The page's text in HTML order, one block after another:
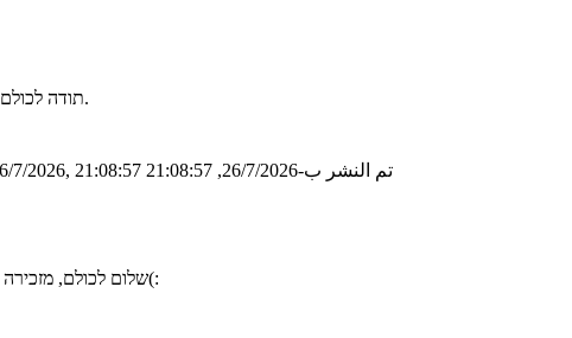
תודה לכולם על הנוכחות, ההשתפות והשיח הפורה. היה סמינר מוצלח מאד, מקוה שנהנתם.
7/2026, 21:08:57 تم النشر ب-26/7/2026, 21:08:57
שלום לכולם, מזכירה שמחר באופן חד פעמי הסמינר יהיה שלוש שעות במקום שעתיים. בואו רעננים(: